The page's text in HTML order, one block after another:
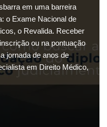
em uma barreira
o Exame Nacional de
o Revalida. Receber
ou na pontuação
jornada de anos de
em Direito Médico,